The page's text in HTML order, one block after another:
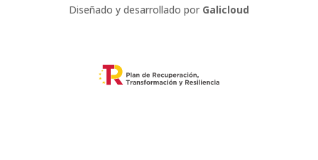
Diseñado y desarrollado por Galicloud